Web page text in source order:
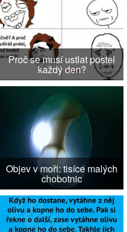
Proč se musí ustlat postel
každý den?
Objev v moři: tisíce malých
chobotnic